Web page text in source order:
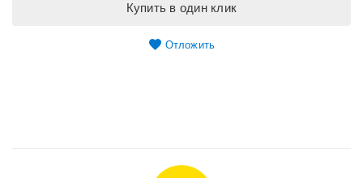
Купить в один клик
Отложить